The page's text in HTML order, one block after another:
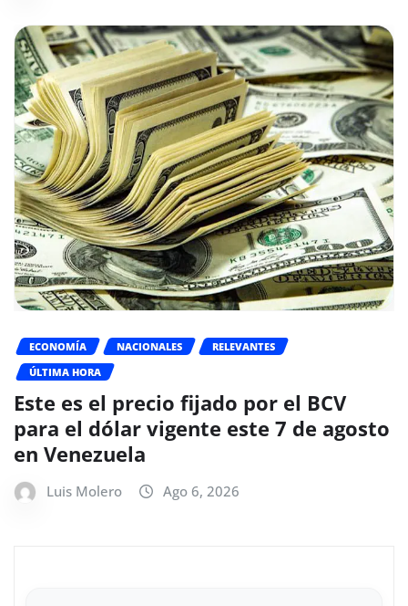
ECONOMÍA NACIONALES
RELEVANTES
ÚLTIMA HORA
Este es el precio fijado por el BCV
para el dólar vigente este 7 de agosto
en Venezuela
Luis Molero Ago 6, 2026